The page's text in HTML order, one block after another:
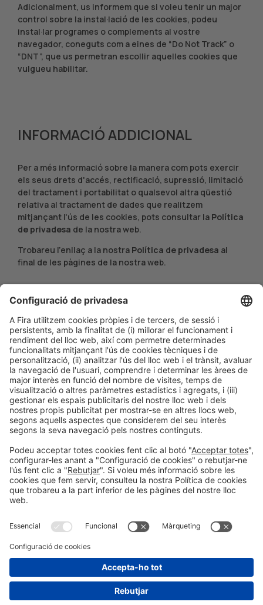
Adicionalment, us informem que si voleu tenir un major
control sobre la instal·lació de les cookies, podeu
instal·lar programes o complements al vostre
navegador, coneguts com a eines de “Do Not Track” o
“DNT”, que us permetran escollir aquelles cookies que
vulgueu habilitar.
INFORMACIÓ ADDICIONAL
Per a més informació sobre la manera com pots exercir
els seus drets d'accés, rectificació, supressió, limitació
del tractament i portabilitat o qualsevol altra qüestió
relativa al tractament de dades que realitzem
mitjançant l'ús de les cookies, pots consultar la Política
de privadesa de la nostra web.
Trobareu l'enllaç a la nostra Política de privadesa al
final de les pàgines de la nostra web.
ACTUALITZACIÓ POLÍTICA DE
COOKIES
Aquesta Política de Cookies podrà ser modificada o
actualitzada en qualsevol moment. Per això, et
recomanem que la revisis cada cop que accedeixis a
aquesta web.
Actualitzada per darrera vegada:22 de març de 2024
Informació generalAvís legalPolítica de privacitat
Política de cookiesPrevenció de fraud